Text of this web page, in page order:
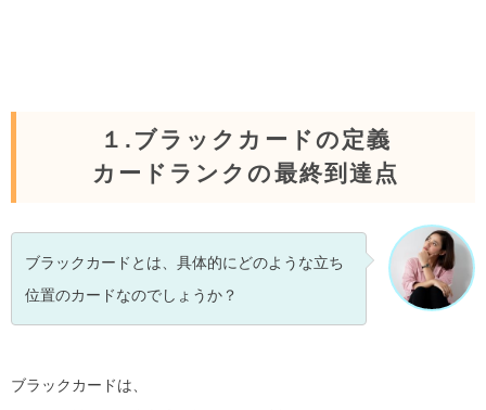
１.ブラックカードの定義
カードランクの最終到達点
ブラックカードとは、具体的にどのような立ち
位置のカードなのでしょうか？
ブラックカードは、